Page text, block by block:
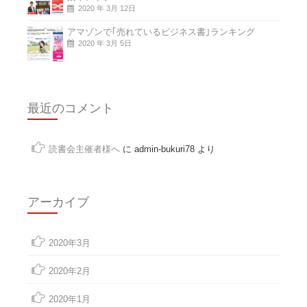
2020 年 3月 12日
アマゾンで｢売れているビジネス書｣ランキング
2020 年 3月 5日
最近のコメント
読書会主催者様へ に admin-bukuri78 より
アーカイブ
2020年3月
2020年2月
2020年1月